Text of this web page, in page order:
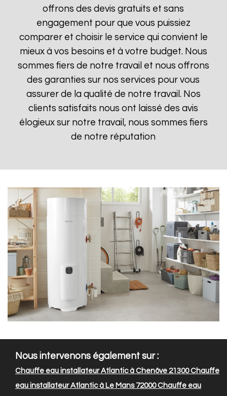
offrons des devis gratuits et sans
engagement pour que vous puissiez
comparer et choisir le service qui convient le
mieux à vos besoins et à votre budget. Nous
sommes fiers de notre travail et nous offrons
des garanties sur nos services pour vous
assurer de la qualité de notre travail. Nos
clients satisfaits nous ont laissé des avis
élogieux sur notre travail, nous sommes fiers
de notre réputation
Nous intervenons également sur :
Chauffe eau installateur Atlantic à Chenôve 21300Chauffe
eau installateur Atlantic à Le Mans 72000Chauffe eau